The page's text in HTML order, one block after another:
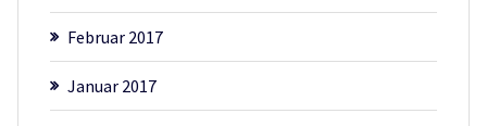
Februar 2017
Januar 2017